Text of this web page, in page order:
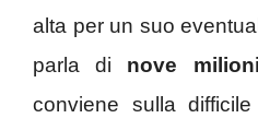
alta per un suo
parla di nove
conviene sulla